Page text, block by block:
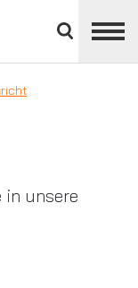
divisions
panel
unsere